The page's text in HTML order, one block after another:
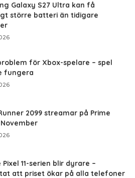
Galaxy S27 Ultra kan få
större batteri än tidigare
för Xbox-spelare – spel
fungera
2099 streamar på Prime
Pixel 11-serien blir dyrare –
att priset ökar på alla telefoner